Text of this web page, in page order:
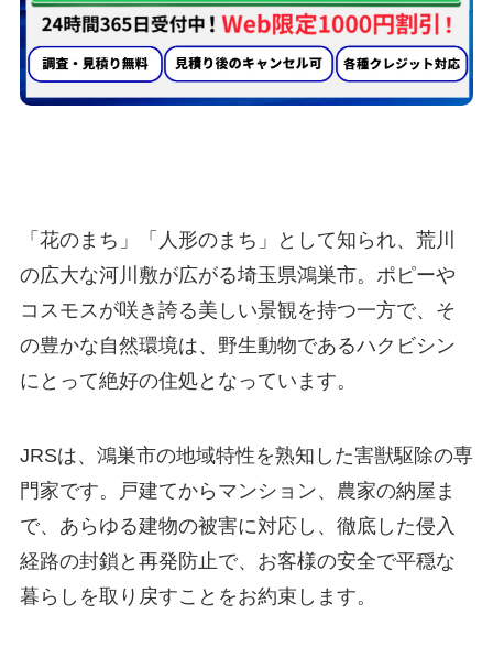
「花のまち」「人形のまち」として知られ、荒川
の広大な河川敷が広がる埼玉県鴻巣市。ポピーや
コスモスが咲き誇る美しい景観を持つ一方で、そ
の豊かな自然環境は、野生動物であるハクビシン
にとって絶好の住処となっています。
JRSは、鴻巣市の地域特性を熟知した害獣駆除の専
門家です。戸建てからマンション、農家の納屋ま
で、あらゆる建物の被害に対応し、徹底した侵入
経路の封鎖と再発防止で、お客様の安全で平穏な
暮らしを取り戻すことをお約束します。